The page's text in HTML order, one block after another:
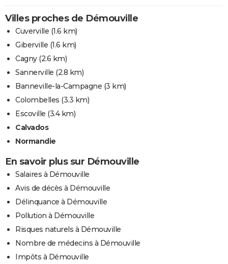
Villes proches de Démouville
Cuverville (1.6 km)
Giberville (1.6 km)
Cagny(2.6 km)
Sannerville (2.8 km)
Banneville-la-Campagne (3 km)
Colombelles (3.3 km)
Escoville (3.4 km)
Calvados
Normandie
En savoir plus sur Démouville
Salaires à Démouville
Avis de décès à Démouville
Délinquance à Démouville
Pollution à Démouville
Risques naturels à Démouville
Nombre de médecins à Démouville
Impôts à Démouville